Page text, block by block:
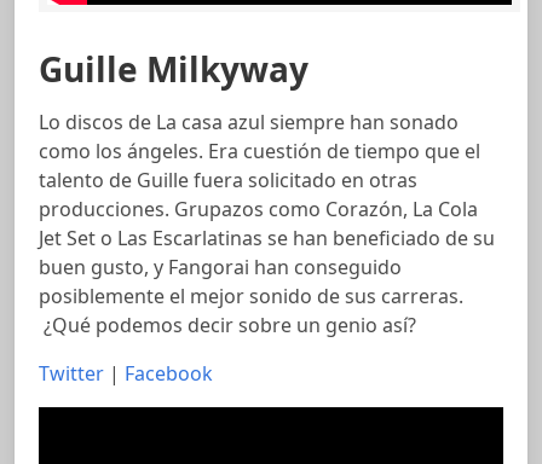
Guille Milkyway
Lo discos de La casa azul siempre han sonado
como los ángeles. Era cuestión de tiempo que el
talento de Guille fuera solicitado en otras
producciones. Grupazos como Corazón, La Cola
Jet Set o Las Escarlatinas se han beneficiado de su
buen gusto, y Fangorai han conseguido
posiblemente el mejor sonido de sus carreras.
¿Qué podemos decir sobre un genio así?
Twitter | Facebook